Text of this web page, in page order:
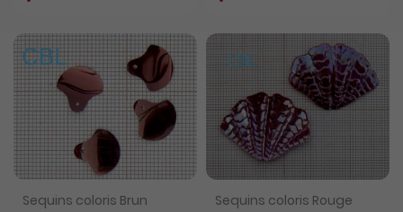
VOIR LE PRODUIT
Sequins coloris Brun VOIR LE PRODUIT
Sequins coloris Rouge